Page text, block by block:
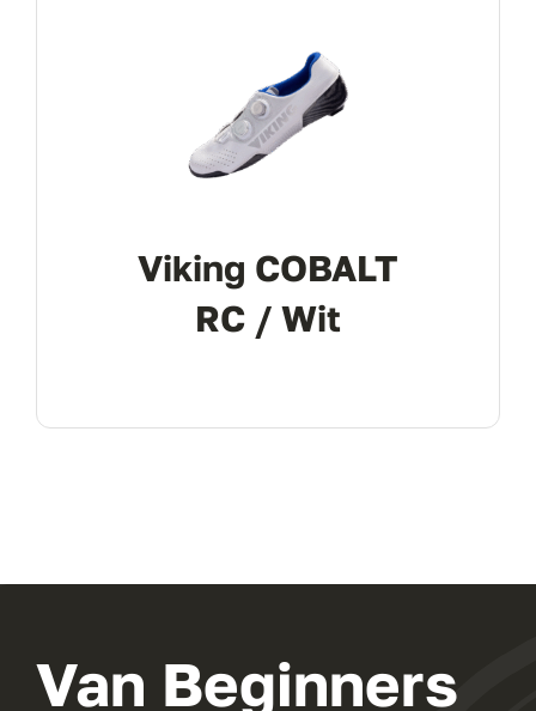
Viking COBALT
RC / Wit
Van Beginners